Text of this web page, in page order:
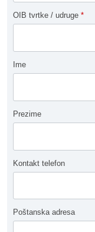
OIB tvrtke / udruge *
Ime
Prezime
Kontakt telefon
Poštanska adresa